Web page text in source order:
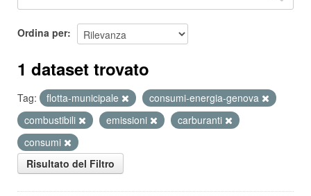
Ordina per
1 dataset trovato
Tag: flotta-municipale
consumi-energia-genova
combustibili
emissioni
carburanti
consumi
Risultato del Filtro